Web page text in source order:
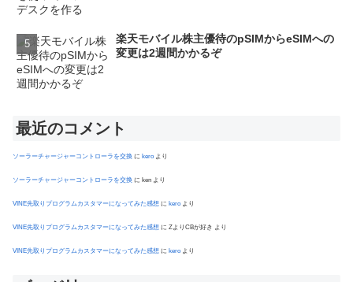
楽天モバイル株主優待のpSIMからeSIMへの
変更は2週間かかるぞ
最近のコメント
ソーラーチャージャーコントローラを交換 に kero より
ソーラーチャージャーコントローラを交換 に ken より
VINE先取りプログラムカスタマーになってみた感想 に kero より
VINE先取りプログラムカスタマーになってみた感想 に ZよりCBが好き より
VINE先取りプログラムカスタマーになってみた感想 に kero より